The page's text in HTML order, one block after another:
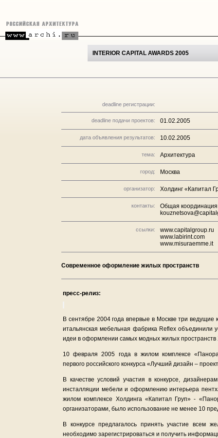
INTERIOR CAPITAL AWARDS 2005
deadline регистрации:
deadline подачи проектов: 01.02.2005
дата объявления результатов: 10.02.2005
тема: Архитектура
город: Москва
организатор: Холдинг «Капитал
контакты:
Общая координация
ссылки:
www.capitalgroup.ru
www.labirint.com
www.misuraemme.it
Современное оформление жилых пространств
пресс-релиз:
В сентябре 2004 года впервые в Москве три
итальянская мебельная фабрика Reflex объединили
идеи в оформлении самых модных жилых пространств
10 февраля 2005 года в жилом комплексе
первого российского конкурса «Лучший дизайн –
В качестве условий участия в конкурсе,
инсталляции мебели и оформлению интерьера
жилом комплексе Холдинга «Капитал Груп» -
организаторами, было использование не менее 10
В конкурсе предлагалось принять участие всем
необходимо зарегистрироваться и получить